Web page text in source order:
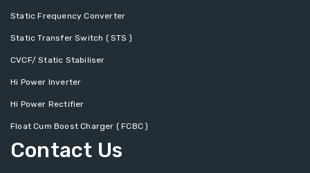
Static Frequency Converter
Static Transfer Switch ( STS )
CVCF/ Static Stabiliser
Hi Power Inverter
Hi Power Rectifier
Float Cum Boost Charger ( FCBC )
Contact Us